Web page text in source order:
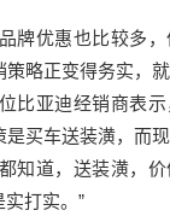
优惠也比较多，
略正变得务实，
比亚迪经销商表
是买车送装潢，而
知道，送装潢，
打实。”